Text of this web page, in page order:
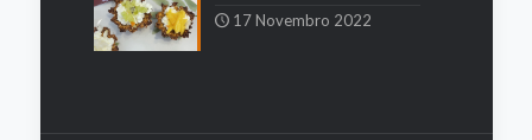
17 Novembro 2022